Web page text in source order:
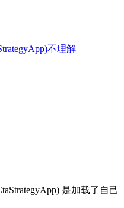
不理解
是加载了自己